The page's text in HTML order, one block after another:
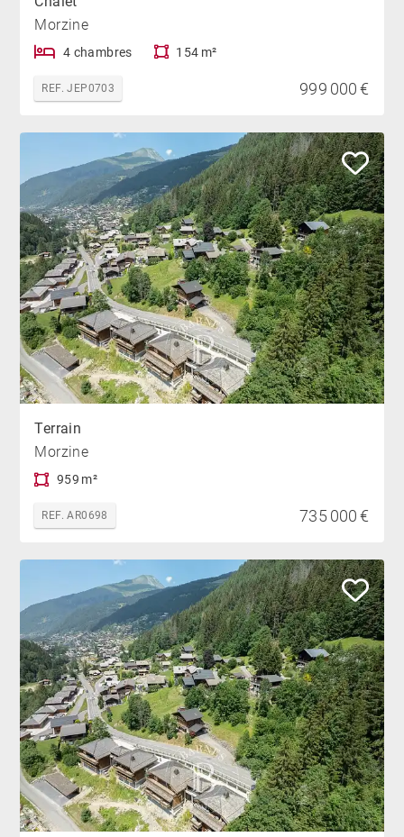
Morzine
4 chambres 154 m²
REF. JEP0703 999 000 €
Terrain
Morzine
959 m²
REF. AR0698 735 000 €